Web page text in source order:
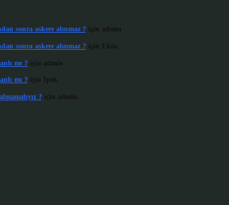
sonra askere alınmaz ?için admin
sonra askere alınmaz ?için Ekin
mı ?için admin
mı ?için İpek
?için admin